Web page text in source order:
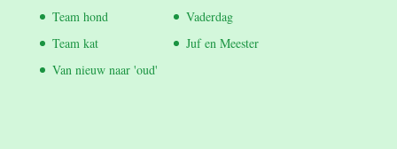
Team hond
Team kat
Van nieuw naar 'oud'
Vaderdag
Juf en Meester